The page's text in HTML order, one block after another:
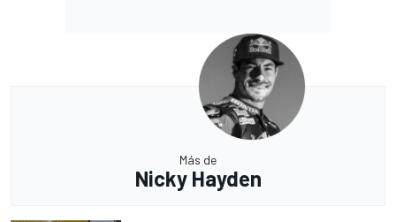
Más de
Nicky Hayden